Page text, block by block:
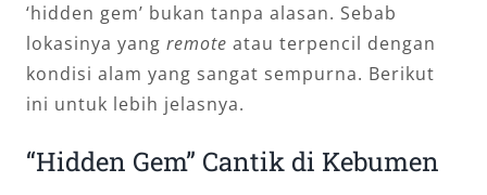
‘hidden gem’ bukan tanpa alasan. Sebab
lokasinya yang remote atau terpencil dengan
kondisi alam yang sangat sempurna. Berikut
ini untuk lebih jelasnya.
“Hidden Gem” Cantik di Kebumen